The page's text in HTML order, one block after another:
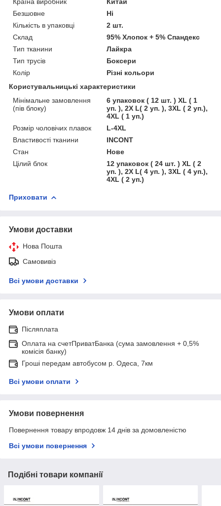
Безшовне
Ні
Кількість в упаковці
2 шт.
Склад
95% Хлопок + 5% Спандекс
Тип тканини
Лайкра
Тип трусів
Боксери
Колір
Різні кольори
Користувальницькі характеристики
Мінімальне замовлення
(пів блоку)
6 упаковок ( 12 шт. ) XL ( 1
уп. ), 2X L( 2 уп. ), 3XL ( 2 уп.),
4XL ( 1 уп.)
Розмір чоловічих плавок
L-4XL
Властивості тканини
INCONT
Стан
Нове
Цілий блок
12 упаковок ( 24 шт. ) XL ( 2
уп. ), 2X L( 4 уп. ), 3XL ( 4 уп.),
4XL ( 2 уп.)
Приховати
Умови доставки
Нова Пошта
Самовивіз
Всі умови доставки
Умови оплати
Післяплата
Оплата на счетПриватБанка (сума замовлення + 0,5%
комісія банку)
Гроші передам автобусом р. Одеса, 7км
Всі умови оплати
Умови повернення
Повернення товару впродовж 14 днів за домовленістю
Всі умови повернення
Подібні товари компанії